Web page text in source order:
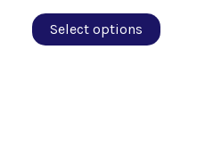
Select options